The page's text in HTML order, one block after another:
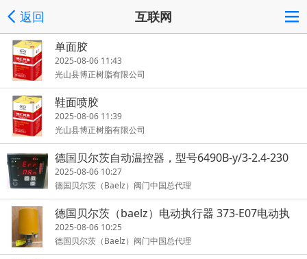
返回 互联网
单面胶
2025-08-06 11:43
光山县博正树脂有限公司
鞋面喷胶
2025-08-06 11:39
光山县博正树脂有限公司
德国贝尔茨自动温控器，型号6490B-y/3-2.4-230
2025-08-06 10:27
德国贝尔茨（Baelz）阀门中国总代理
德国贝尔茨（baelz）电动执行器 373-E07电动执
行器
2025-08-06 10:25
德国贝尔茨（Baelz）阀门中国总代理